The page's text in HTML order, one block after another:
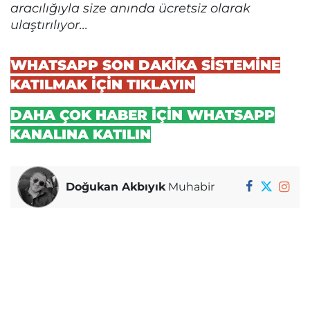
aracılığıyla size anında ücretsiz olarak
ulaştırılıyor...
WHATSAPP SON DAKİKA SİSTEMİNE
KATILMAK İÇİN TIKLAYIN
DAHA ÇOK HABER İÇİN WHATSAPP
KANALINA KATILIN
Doğukan AkbıyıkMuhabir